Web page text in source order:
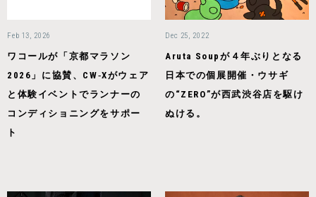
Feb 13, 2026
ワコールが「京都マラソン
2026」に協賛、CW‑Xがウェア
と体験イベントでランナーの
コンディショニングをサポー
ト
Dec 25, 2022
Aruta Soupが４年ぶりとなる
日本での個展開催・ウサギ
の“ZERO”が西武渋谷店を駆け
ぬける。